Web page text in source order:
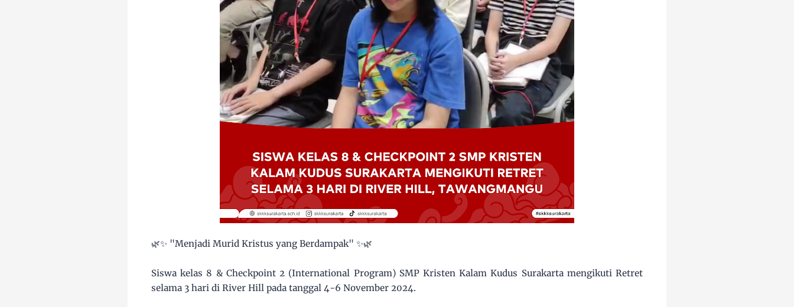
🌿✨ "Menjadi Murid Kristus yang Berdampak" ✨🌿
Siswa kelas 8 & Checkpoint 2 (International Program) SMP Kristen Kalam Kudus Surakarta mengikuti Retret
selama 3 hari di River Hill pada tanggal 4-6 November 2024.